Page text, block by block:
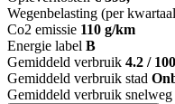
Wegenbelasting (per
Co2 emissie 110 g/km
Energie label B
Gemiddeld verbruik 4.2 /
Gemiddeld verbruik stad
Gemiddeld verbruik snelweg